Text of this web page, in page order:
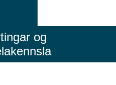
og